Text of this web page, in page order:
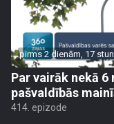
pirms 2 dienām, 17
Par vairāk nekā
pašvaldībās
414. epizode